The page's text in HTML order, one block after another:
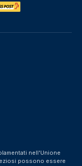
nell'Unione
possono essere